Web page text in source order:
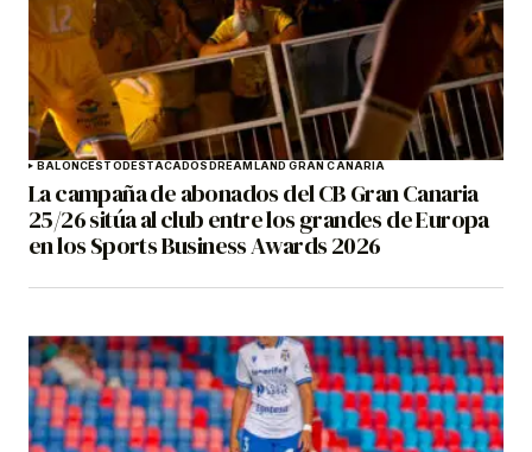
BALONCESTODESTACADOSDREAMLAND GRAN CANARIA
La campaña de abonados del CB Gran Canaria
25/26 sitúa al club entre los grandes de Europa
en los Sports Business Awards 2026